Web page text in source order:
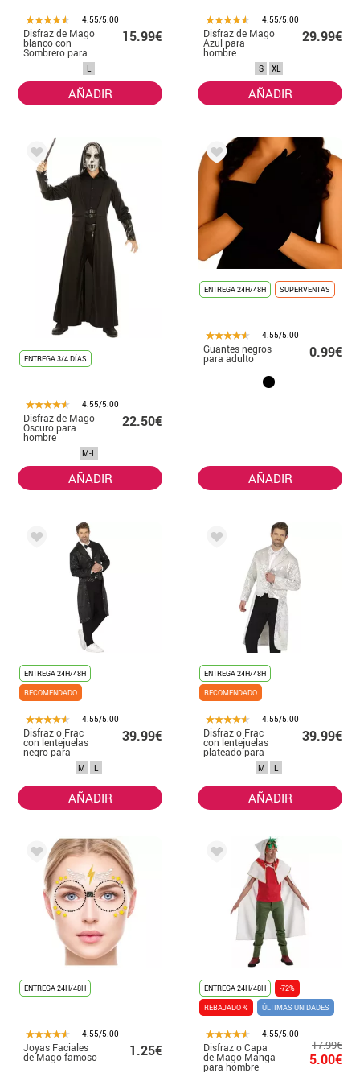
4.55/5.00
Disfraz de Mago
blanco con
Sombrero para
15.99€
L
AÑADIR
4.55/5.00
Disfraz de Mago
Azul para
hombre
29.99€
S XL
AÑADIR
ENTREGA 3/4 DÍAS
4.55/5.00
Disfraz de Mago
Oscuro para
hombre
22.50€
M-L
AÑADIR
ENTREGA 24H/48H SUPERVENTAS
4.55/5.00
Guantes negros
para adulto 0.99€
AÑADIR
ENTREGA 24H/48H
RECOMENDADO
4.55/5.00
Disfraz o Frac
con lentejuelas
negro para
hombre
39.99€
M L
AÑADIR
ENTREGA 24H/48H
RECOMENDADO
4.55/5.00
Disfraz o Frac
con lentejuelas
plateado para
hombre
39.99€
M L
AÑADIR
ENTREGA 24H/48H
4.55/5.00
Joyas Faciales
de Mago famoso 1.25€
ENTREGA 24H/48H
-72%
REBAJADO %
ÚLTIMAS UNIDADES
4.55/5.00
Disfraz o Capa
de Mago Manga
para hombre
17.99€
5.00€